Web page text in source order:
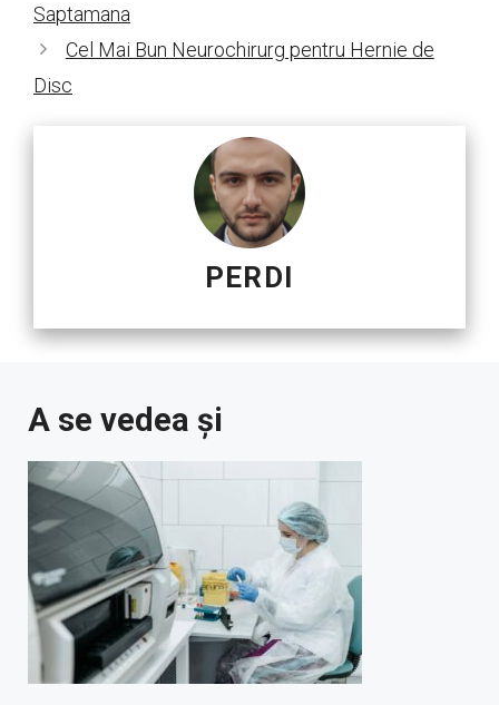
Saptamana
Cel Mai Bun Neurochirurg pentru Hernie de
Disc
PERDI
A se vedea și